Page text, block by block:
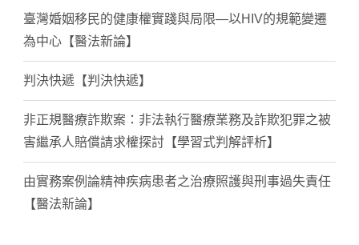
臺灣婚姻移民的健康權實踐與局限—以HIV的規範變遷
為中心【醫法新論】
判決快遞【判決快遞】
非正規醫療詐欺案：非法執行醫療業務及詐欺犯罪之被
害繼承人賠償請求權探討【學習式判解評析】
由實務案例論精神疾病患者之治療照護與刑事過失責任
【醫法新論】